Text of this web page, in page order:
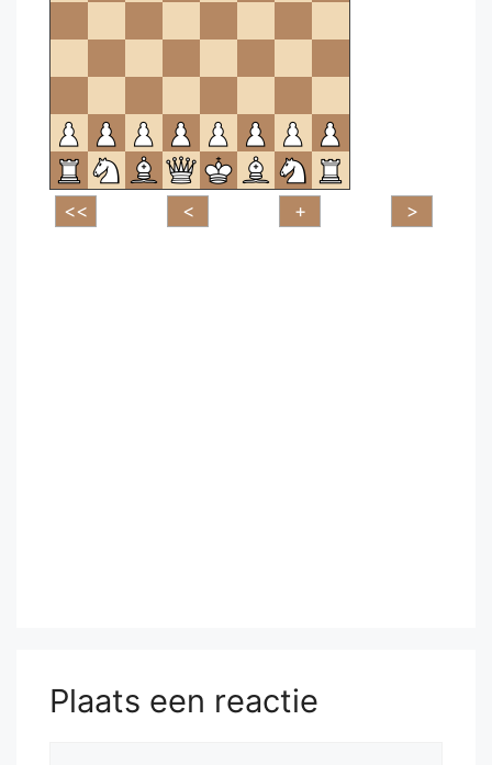
Plaats een reactie